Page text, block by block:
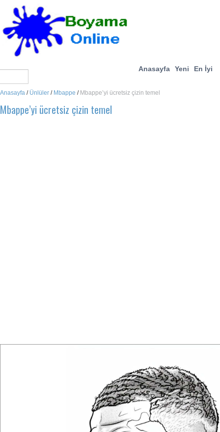
Anasayfa Yeni En İyi
Anasayfa / Ünlüler / Mbappe / Mbappe’yi ücretsiz çizin temel
Mbappe’yi ücretsiz çizin temel